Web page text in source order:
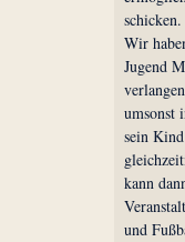
schicken.
Wir
Jugend
umsonst
sein
kann
und